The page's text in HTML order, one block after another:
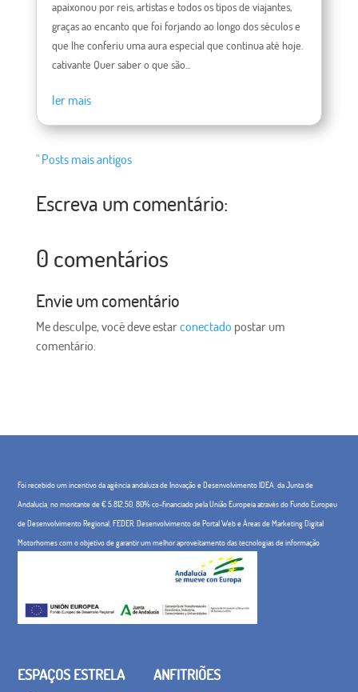
apaixonou por reis, artistas e todos os tipos de viajantes,
graças ao encanto que foi forjando ao longo dos séculos e
que lhe conferiu uma aura especial que continua até hoje.
cativante Quer saber o que são...
ler mais
" Posts mais antigos
Escreva um comentário:
0 comentários
Envie um comentário
Me desculpe, você deve estarconectado postar um
comentário.
Foi recebido um incentivo da agência andaluza de Inovação e Desenvolvimento IDEA, da Junta de
Andalucía, no montante de € 5.812,50, 80% co-financiado pela União Europeia através do Fundo Europeu
de Desenvolvimento Regional, FEDER. Desenvolvimento de Portal Web e Áreas de Marketing Digital
Motorhomes com o objetivo de garantir um melhor aproveitamento das tecnologias de informação
ESPAÇOS ESTRELA ANFITRIÕES